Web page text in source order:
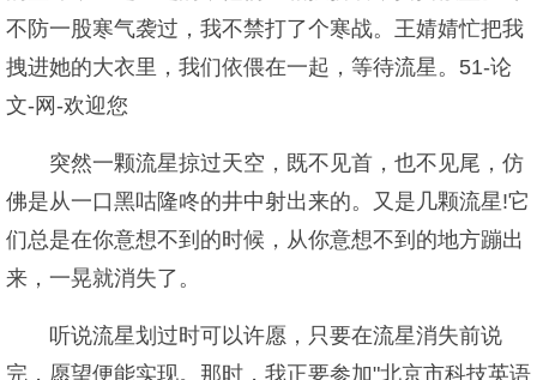
不防一股寒气袭过，我不禁打了个寒战。王婧婧忙把我
拽进她的大衣里，我们依偎在一起，等待流星。51-论
文-网-欢迎您
突然一颗流星掠过天空，既不见首，也不见尾，仿
佛是从一口黑咕隆咚的井中射出来的。又是几颗流星!它
们总是在你意想不到的时候，从你意想不到的地方蹦出
来，一晃就消失了。
听说流星划过时可以许愿，只要在流星消失前说
完，愿望便能实现。那时，我正要参加"北京市科技英语